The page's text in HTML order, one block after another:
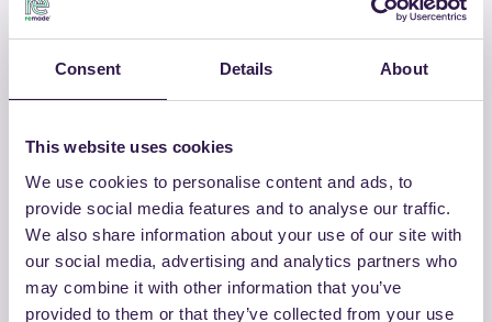
Consent Details About
This website uses cookies
We use cookies to personalise content and ads, to
provide social media features and to analyse our traffic.
We also share information about your use of our site with
our social media, advertising and analytics partners who
may combine it with other information that you’ve
provided to them or that they’ve collected from your use
Documenti utili
ALTRI PRODOTTI
Guarda la lista completa dei prodotti